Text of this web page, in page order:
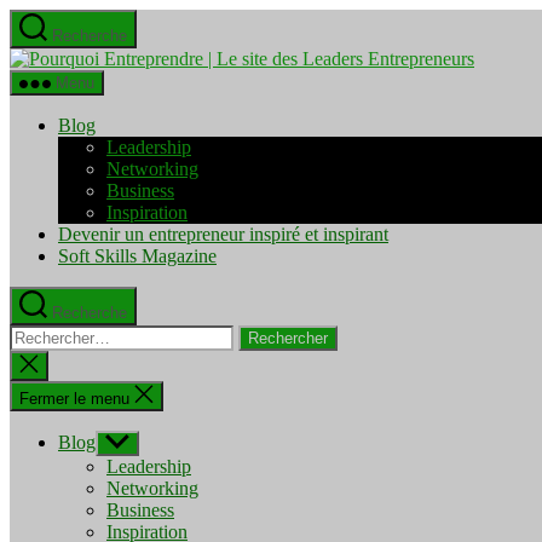
Aller
au
contenu
Recherche
Pourquoi
Menu
Blog
Leadership
Networking
Business
Inspiration
Devenir un entrepreneur inspiré et inspirant
Soft Skills Magazine
Recherche
Rechercher :
Fermer
la
recherche
Fermer le menu
Blog Afficher
le
sous-
menu
Leadership
Networking
Business
Inspiration